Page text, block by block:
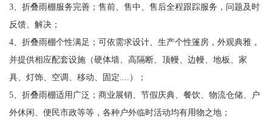
3、折叠雨棚服务完善；售前、售中、售后全程跟踪服务，问题及时
反馈、解决；
4、折叠雨棚个性满足；可依需求设计、生产个性篷房，外观典雅，
并提供相应配套设施（硬体墙、高隔断、顶幔、边幔、地板、家
具、灯饰、空调、移动、固定....）；
5、折叠雨棚适用广泛；商业展销、节假庆典、餐饮、物流仓储、户
外休闲、便民市政等等，各种户外临时活动均有用物之地；